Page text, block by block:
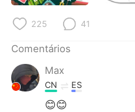
225 41
Comentários
Max
CN ES
😊😊